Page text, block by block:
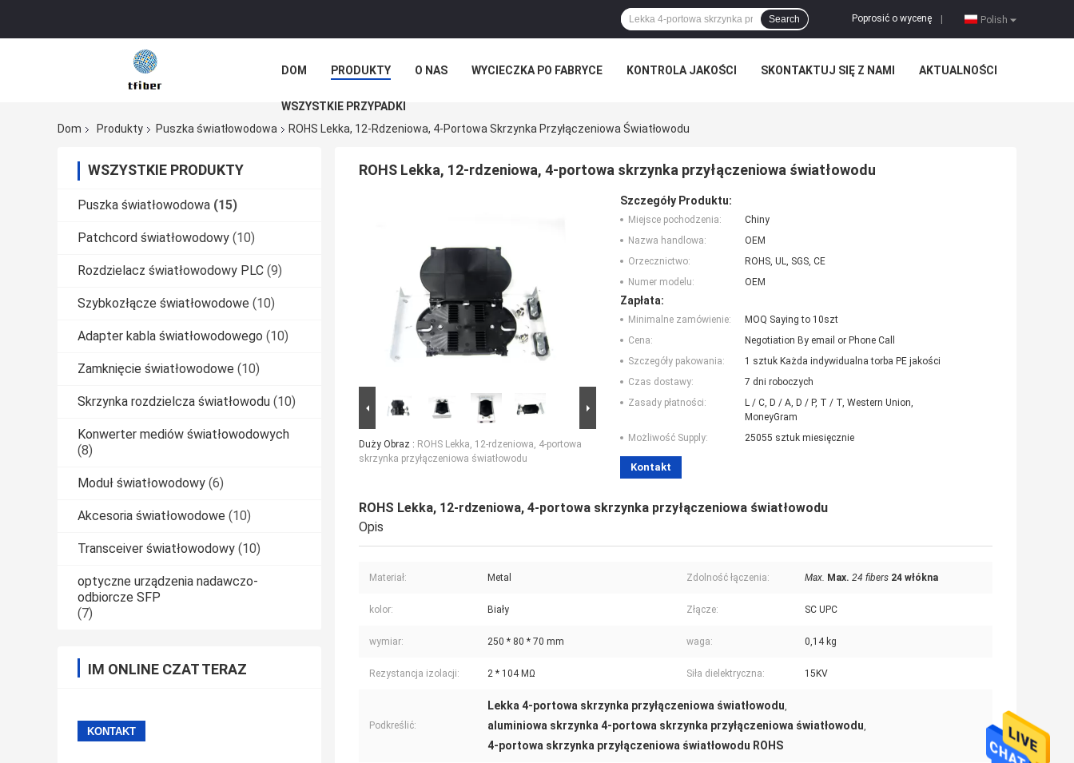
Polish
Poprosić o wycenę
Search
DOM PRODUKTY O NAS WYCIECZKA PO FABRYCE KONTROLA JAKOŚCI SKONTAKTUJ SIĘ Z NAMI AKTUALNOŚCI
WSZYSTKIE PRZYPADKI
Dom
Produkty Puszka światłowodowa ROHS Lekka, 12-Rdzeniowa, 4-Portowa Skrzynka Przyłączeniowa Światłowodu
WSZYSTKIE PRODUKTY
Puszka światłowodowa (15)
Patchcord światłowodowy (10)
Rozdzielacz światłowodowy PLC (9)
Szybkozłącze światłowodowe (10)
Adapter kabla światłowodowego (10)
Zamknięcie światłowodowe (10)
Skrzynka rozdzielcza światłowodu (10)
Konwerter mediów światłowodowych
(8)
Moduł światłowodowy (6)
Akcesoria światłowodowe (10)
Transceiver światłowodowy (10)
optyczne urządzenia nadawczo-
odbiorcze SFP
(7)
IM ONLINE CZAT TERAZ
ROHS Lekka, 12-rdzeniowa, 4-portowa skrzynka przyłączeniowa światłowodu
Duży Obraz : ROHS Lekka, 12-rdzeniowa, 4-portowa
skrzynka przyłączeniowa światłowodu
Szczegóły Produktu:
Miejsce pochodzenia:
Chiny
Nazwa handlowa:
OEM
Orzecznictwo:
ROHS, UL, SGS, CE
Numer modelu:
OEM
Zapłata:
Minimalne zamówienie:
MOQ Saying to 10szt
Cena:
Negotiation By email or Phone Call
Szczegóły pakowania:
1 sztuk Każda indywidualna torba PE jakości
Czas dostawy:
7 dni roboczych
Zasady płatności:
L / C, D / A, D / P, T / T, Western Union,
MoneyGram
Możliwość Supply:
25055 sztuk miesięcznie
Kontakt
ROHS Lekka, 12-rdzeniowa, 4-portowa skrzynka przyłączeniowa światłowodu
Opis
Materiał: Metal Zdolność łączenia: Max. Max. 24 fibers 24 włókna
kolor: Biały Złącze: SC UPC
wymiar: 250 * 80 * 70 mm waga: 0,14 kg
Rezystancja izolacji: 2 * 104 MΩ Siła dielektryczna: 15KV
Podkreślić:
Lekka 4-portowa skrzynka przyłączeniowa światłowodu,
aluminiowa skrzynka 4-portowa skrzynka przyłączeniowa światłowodu,
4-portowa skrzynka przyłączeniowa światłowodu ROHS